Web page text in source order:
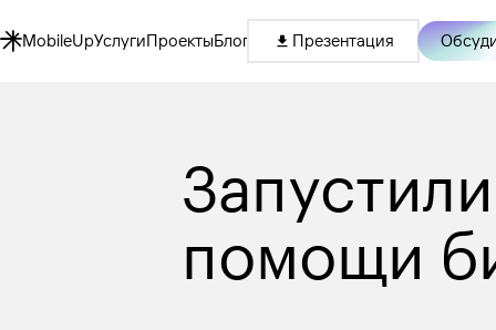
MobileUpУслугиПроектыБлог Презентация
помощи